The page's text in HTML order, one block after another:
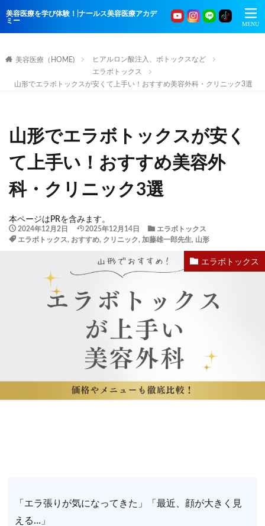
美容医療を学び体験！|ナールス美容医療アカデ
ミー
美容医療（HOME)
ヒアルロン酸注入、ボトックスなど
エラボトックス
山形でエラボトックスが安くて上手い！おすすめ美容外科・クリニック3選
山形でエラボトックスが安く
て上手い！おすすめ美容外
科・クリニック3選
本ページはPRを含みます。
2024年12月2日 2025年12月14日
エラボトックス
エラボトックス, おすすめ, クリニック, 加藤雄一郎先生, 山形
エラボトックス
「エラ張りが気になってきた」「最近、顔が大きく見
える…」